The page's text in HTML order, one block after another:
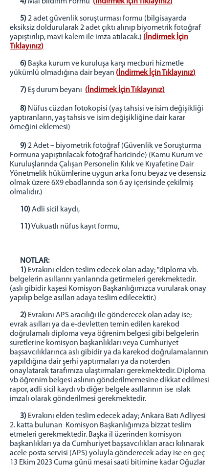
5)2 adet güvenlik soruşturması formu (bilgisayarda
eksiksiz doldurularak 2 adet çıktı alınıp biyometrik fotoğraf
yapıştırılıp, mavi kalem ile imza atılacak.) ( İndirmek İçin
Tıklayınız)
6) Başka kurum ve kuruluşa karşı mecburi hizmetle
yükümlü olmadığına dair beyan ( İndirmek İçin Tıklayınız)
7) Eş durum beyanı ( İndirmek İçin Tıklayınız)
8) Nüfus cüzdan fotokopisi (yaş tahsisi ve isim değişikliği
yaptıranların, yaş tahsis ve isim değişikliğine dair karar
örneğini eklemesi)
9)2 Adet – biyometrik fotoğraf (Güvenlik ve Soruşturma
Formuna yapıştırılacak fotoğraf haricinde) (Kamu Kurum ve
Kuruluşlarında Çalışan Personelin Kılık ve Kıyafetine Dair
Yönetmelik hükümlerine uygun arka fonu beyaz ve desensiz
olmak üzere 6X9 ebadlarında son 6 ay içerisinde çekilmiş
olmalıdır.)
10)Adli sicil kaydı,
11)Vukuatlı nüfus kayıt formu,
NOTLAR:
1) Evrakını elden teslim edecek olan aday; "diploma vb.
belgelerin asıllarını yanlarında getirmeleri gerekmektedir.
(aslı gibidir kaşesi Komisyon Başkanlığımızca vurularak onay
yapılıp belge asılları adaya teslim edilecektir.)
2) Evrakını APS aracılığı ile gönderecek olan aday ise;
evrak asılları ya da e-devletten temin edilen karekod
doğrulamalı diploma veya öğrenim belgesi gibi belgelerin
suretlerine komisyon başkanlıkları veya Cumhuriyet
başsavcılıklarınca aslı gibidir ya da karekod doğrulamalarının
yapıldığına dair şerhi yaptırmaları ya da noterden
onaylatarak tarafımıza ulaştırmaları gerekmektedir. Diploma
vb öğrenim belgesi aslının gönderilmemesine dikkat edilmesi
rapor, adli sicil kaydı vb diğer belgele asıllarının ise ıslak
imzalı olarak gönderilmesi gerekmektedir.
3) Evrakını elden teslim edecek aday; Ankara Batı Adliyesi
2. katta bulunan Komisyon Başkanlığımıza bizzat teslim
etmeleri gerekmektedir. Başka il üzerinden komisyon
başkanlıkları ya da Cumhuriyet başsavcılıkları aracı kılınarak
acele posta servisi (APS) yoluyla gönderecek aday ise en geç
13 Ekim 2023 Cuma günü mesai saati bitimine kadar Oğuzlar